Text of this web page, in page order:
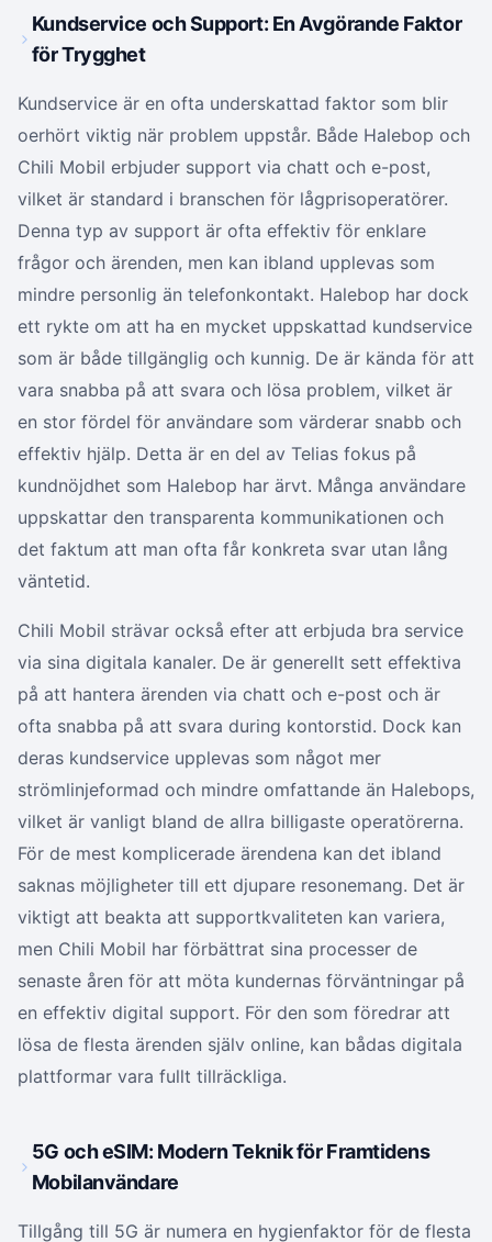
Kundservice och Support: En Avgörande Faktor
för Trygghet
Kundservice är en ofta underskattad faktor som blir
oerhört viktig när problem uppstår. Både Halebop och
Chili Mobil erbjuder support via chatt och e-post,
vilket är standard i branschen för lågprisoperatörer.
Denna typ av support är ofta effektiv för enklare
frågor och ärenden, men kan ibland upplevas som
mindre personlig än telefonkontakt. Halebop har dock
ett rykte om att ha en mycket uppskattad kundservice
som är både tillgänglig och kunnig. De är kända för att
vara snabba på att svara och lösa problem, vilket är
en stor fördel för användare som värderar snabb och
effektiv hjälp. Detta är en del av Telias fokus på
kundnöjdhet som Halebop har ärvt. Många användare
uppskattar den transparenta kommunikationen och
det faktum att man ofta får konkreta svar utan lång
väntetid.
Chili Mobil strävar också efter att erbjuda bra service
via sina digitala kanaler. De är generellt sett effektiva
på att hantera ärenden via chatt och e-post och är
ofta snabba på att svara during kontorstid. Dock kan
deras kundservice upplevas som något mer
strömlinjeformad och mindre omfattande än Halebops,
vilket är vanligt bland de allra billigaste operatörerna.
För de mest komplicerade ärendena kan det ibland
saknas möjligheter till ett djupare resonemang. Det är
viktigt att beakta att supportkvaliteten kan variera,
men Chili Mobil har förbättrat sina processer de
senaste åren för att möta kundernas förväntningar på
en effektiv digital support. För den som föredrar att
lösa de flesta ärenden själv online, kan bådas digitala
plattformar vara fullt tillräckliga.
5G och eSIM: Modern Teknik för Framtidens
Mobilanvändare
Tillgång till 5G är numera en hygienfaktor för de flesta